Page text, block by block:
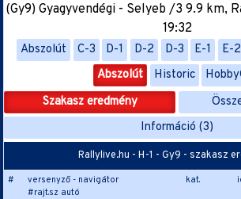
(Gy9) Gyagyvendégi - Selyeb /3 9.9 km,
19:32
Abszolút C-3 D-1 D-2 D-3 E-1 E-2
Abszolút
Historic
Szakasz eredmény
Információ (3)
Rallylive.hu - H-1 - Gy9 - szakasz
#
versenyző - navigátor
#rajt.sz autó
kat.